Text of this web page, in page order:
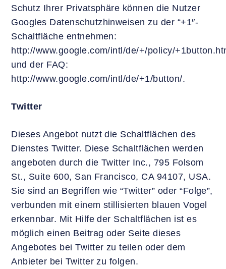
Schutz Ihrer Privatsphäre können die Nutzer
Googles Datenschutzhinweisen zu der “+1″-
Schaltfläche entnehmen:
http://www.google.com/intl/de/+/policy/
und der FAQ:
http://www.google.com/intl/de/+1/button/.
Twitter
Dieses Angebot nutzt die Schaltflächen des
Dienstes Twitter. Diese Schaltflächen werden
angeboten durch die Twitter Inc., 795 Folsom
St., Suite 600, San Francisco, CA 94107, USA.
Sie sind an Begriffen wie “Twitter” oder “Folge”,
verbunden mit einem stillisierten blauen Vogel
erkennbar. Mit Hilfe der Schaltflächen ist es
möglich einen Beitrag oder Seite dieses
Angebotes bei Twitter zu teilen oder dem
Anbieter bei Twitter zu folgen.